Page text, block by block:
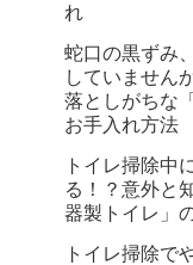
れ
蛇口の黒ずみ
していません
落としがちな
お手入れ方法
トイレ掃除中
る！？意外と
器製トイレ」
トイレ掃除で